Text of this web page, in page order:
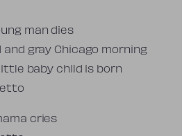
man dies
and gray Chicago morning
baby child is born
cries